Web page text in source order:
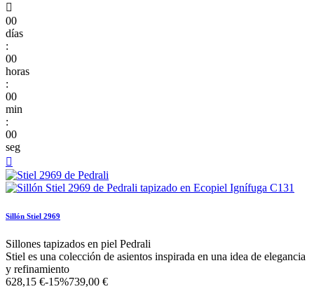

00
días
:
00
horas
:
00
min
:
00
seg

Sillón Stiel 2969
Sillones tapizados en piel Pedrali
Stiel es una colección de asientos inspirada en una idea de elegancia
y refinamiento
628,15 €-15%739,00 €